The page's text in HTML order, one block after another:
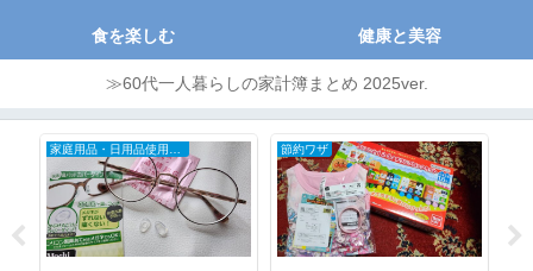
食を楽しむ 健康と美容
≫60代一人暮らしの家計簿まとめ 2025ver.
節約ワザ